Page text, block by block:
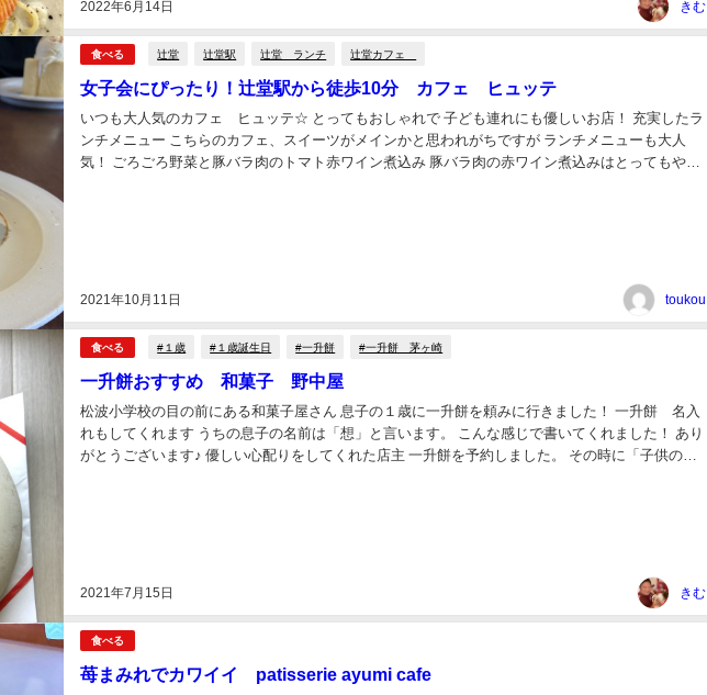
2022年6月14日 きむ
食べる 辻堂 辻堂駅 辻堂 ランチ 辻堂カフェ
女子会にぴったり！辻堂駅から徒歩10分 カフェ ヒュッテ
2021年10月11日
いつも大人気のカフェ ヒュッテ☆ とってもおしゃれで 子ども連れにも優しいお店！ 充実したラ
ンチメニュー こちらのカフェ、スイーツがメインかと思われがちですが ランチメニューも大人
気！ ごろごろ野菜と豚バラ肉のトマト赤ワイン煮込み 豚バラ肉の赤ワイン煮込みはとってもやわ
toukou
食べる #１歳 #１歳誕生日 #一升餅 #一升餅 茅ヶ崎
一升餅おすすめ 和菓子 野中屋
2021年7月15日
松波小学校の目の前にある和菓子屋さん 息子の１歳に一升餅を頼みに行きました！ 一升餅 名入
れもしてくれます うちの息子の名前は「想」と言います。 こんな感じで書いてくれました！ あり
がとうございます♪ 優しい心配りをしてくれた店主 一升餅を予約しました。 その時に「子供のこ
きむ
食べる
苺まみれでカワイイ patisserie ayumi cafe